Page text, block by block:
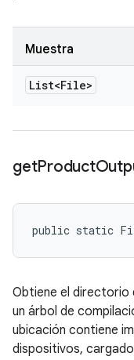
Muestra
List<File>
getProduct
public static
Obtiene el directorio
un árbol de
ubicación contiene
dispositivos,